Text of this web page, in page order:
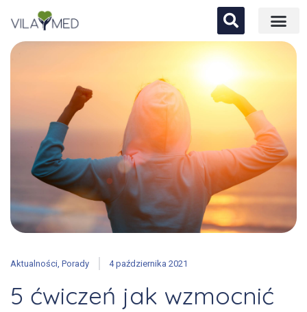
Aktualności, Porady 4 października 2021
5 ćwiczeń jak wzmocnić